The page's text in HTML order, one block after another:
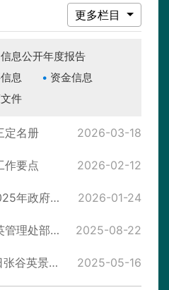
更多栏目
信息公开年度报告
息
资金信息
件
定名册 2026-03-18
作要点 2026-02-12
岳阳县张谷英管理处2025年政府信息公开工作年度报告 2026-01-24
2024年度岳阳县张谷英管理处部门决算 2025-08-22
2025年5.19中国旅游日张谷英景区文旅惠民政策 2025-05-16